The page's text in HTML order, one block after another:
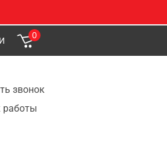
0
звонок
работы